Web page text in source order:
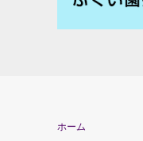
ホーム